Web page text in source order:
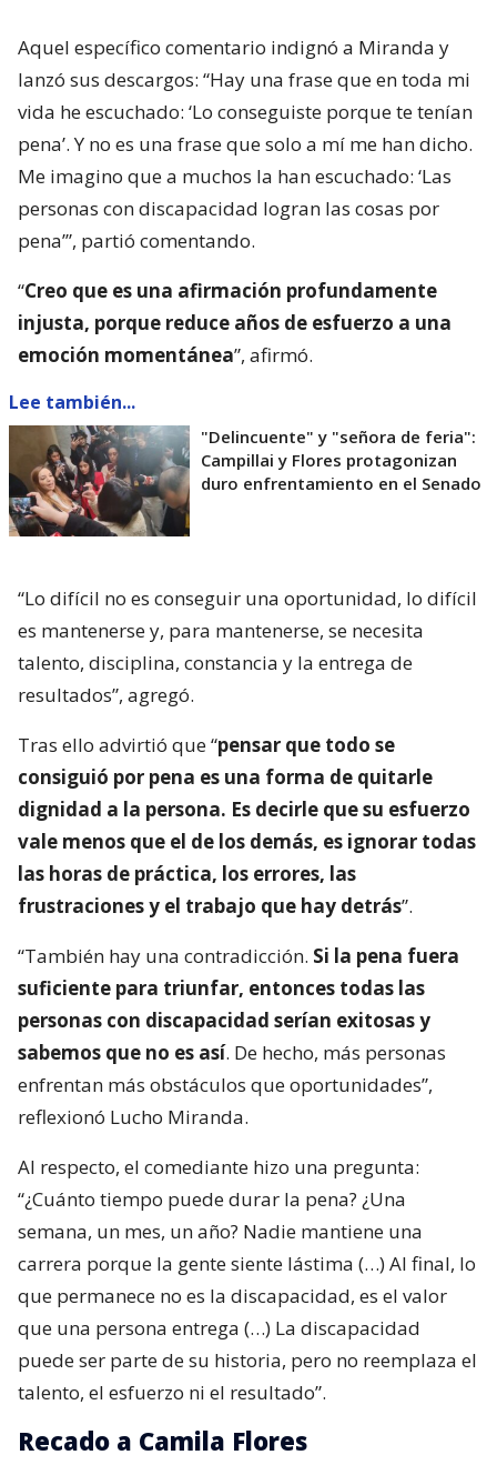
Aquel específico comentario indignó a Miranda y
lanzó sus descargos: “Hay una frase que en toda mi
vida he escuchado: ‘Lo conseguiste porque te tenían
pena’. Y no es una frase que solo a mí me han dicho.
Me imagino que a muchos la han escuchado: ‘Las
personas con discapacidad logran las cosas por
pena’”, partió comentando.
“Creo que es una afirmación profundamente
injusta, porque reduce años de esfuerzo a una
emoción momentánea”, afirmó.
Lee también...
"Delincuente" y "señora de feria":
Campillai y Flores protagonizan
duro enfrentamiento en el Senado
“Lo difícil no es conseguir una oportunidad, lo difícil
es mantenerse y, para mantenerse, se necesita
talento, disciplina, constancia y la entrega de
resultados”, agregó.
Tras ello advirtió que “pensar que todo se
consiguió por pena es una forma de quitarle
dignidad a la persona. Es decirle que su esfuerzo
vale menos que el de los demás, es ignorar todas
las horas de práctica, los errores, las
frustraciones y el trabajo que hay detrás”.
“También hay una contradicción. Si la pena fuera
suficiente para triunfar, entonces todas las
personas con discapacidad serían exitosas y
sabemos que no es así. De hecho, más personas
enfrentan más obstáculos que oportunidades”,
reflexionó Lucho Miranda.
Al respecto, el comediante hizo una pregunta:
“¿Cuánto tiempo puede durar la pena? ¿Una
semana, un mes, un año? Nadie mantiene una
carrera porque la gente siente lástima (…) Al final, lo
que permanece no es la discapacidad, es el valor
que una persona entrega (…) La discapacidad
puede ser parte de su historia, pero no reemplaza el
talento, el esfuerzo ni el resultado”.
Recado a Camila Flores